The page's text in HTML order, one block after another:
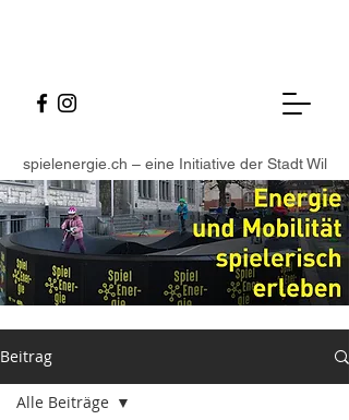
spielenergie.ch – eine Initiative der Stadt Wil
Beitrag
Alle Beiträge